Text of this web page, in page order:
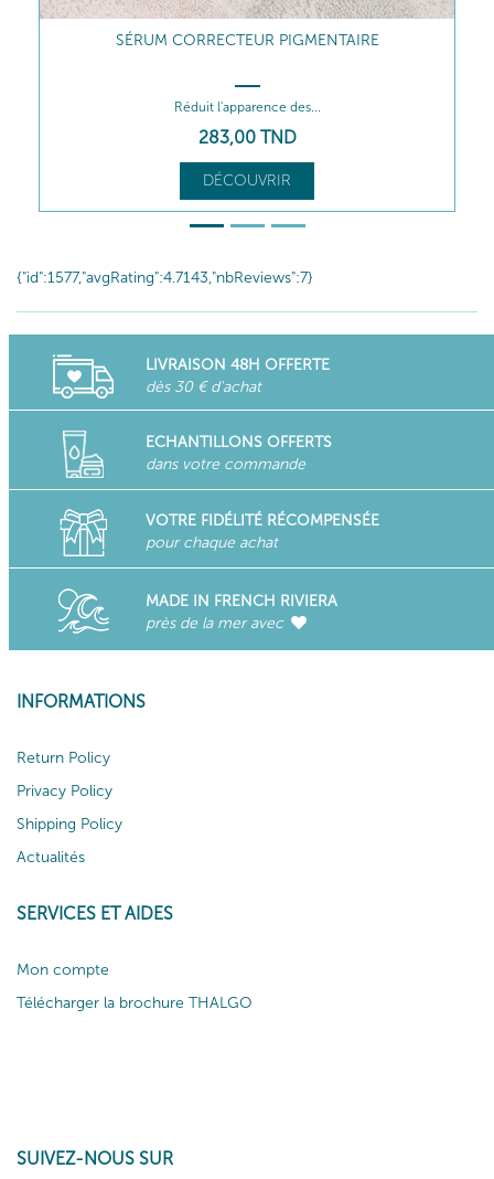
ÉMULSION UNIFORMISANTE
Lisse - Uniformise
250,00 TND
DÉCOUVRIR
{"id":1577,"avgRating":4.7143,"nbReviews":7}
LIVRAISON 48H OFFERTE
dès 30 € d'achat
ECHANTILLONS OFFERTS
dans votre commande
VOTRE FIDÉLITÉ RÉCOMPENSÉE
pour chaque achat
MADE IN FRENCH RIVIERA
près de la mer avec
INFORMATIONS
Return Policy
Privacy Policy
Shipping Policy
Actualités
SERVICES ET AIDES
Mon compte
Télécharger la brochure THALGO
SUIVEZ-NOUS SUR